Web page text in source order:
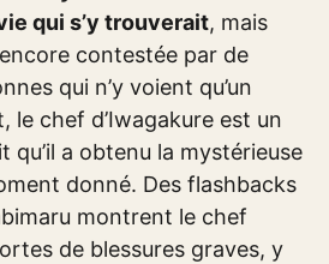
qui s’y trouverait, mais
contestée par de
qui n’y voient qu’un
le chef d’Iwagakure est un
qu’il a obtenu la mystérieuse
donné. Des flashbacks
montrent le chef
de blessures graves, y